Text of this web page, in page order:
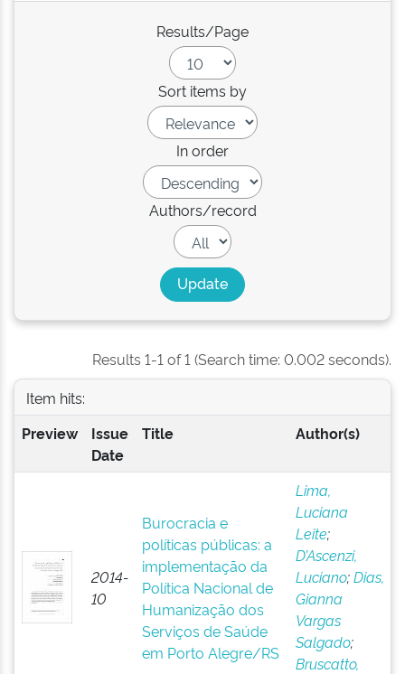
Results/Page
Sort items by
In order
Authors/record
Results 1-1 of 1 (Search time: 0.002 seconds).
Item hits:
Preview
Issue
Date
Title Author(s)
2014-
10
Burocracia e
políticas públicas: a
implementação da
Política Nacional de
Humanização dos
Serviços de Saúde
em Porto Alegre/RS
Lima,
Luciana
Leite;
D’Ascenzi,
Luciano;Dias,
Gianna
Vargas
Salgado;
Bruscatto,